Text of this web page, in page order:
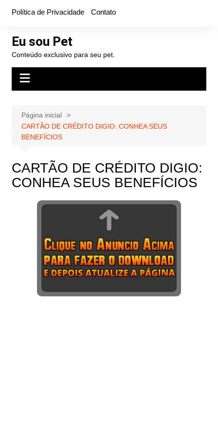
conteúdo
Política de Privacidade Contato
Eu sou Pet
Conteúdo exclusivo para seu pet.
Página inicial
CARTÃO DE CRÉDITO DIGIO: CONHEA SEUS
BENEFÍCIOS
CARTÃO DE CRÉDITO DIGIO:
CONHEA SEUS BENEFÍCIOS